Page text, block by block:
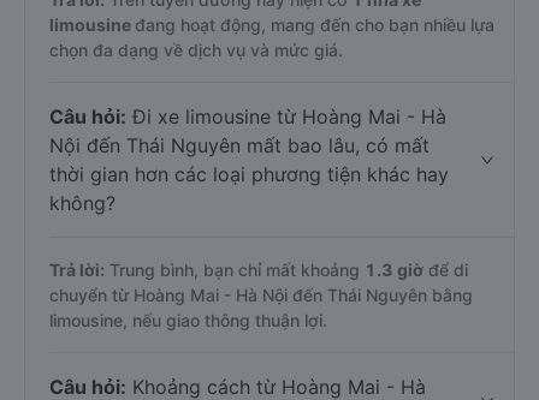
limousine đang hoạt động, mang đến cho bạn nhiều lựa
chọn đa dạng về dịch vụ và mức giá.
Câu hỏi: Đi xe limousine từ Hoàng Mai - Hà
Nội đến Thái Nguyên mất bao lâu, có mất
thời gian hơn các loại phương tiện khác hay
không?
Trả lời: Trung bình, bạn chỉ mất khoảng 1.3 giờ để di
chuyển từ Hoàng Mai - Hà Nội đến Thái Nguyên bằng
limousine, nếu giao thông thuận lợi.
Câu hỏi: Khoảng cách từ Hoàng Mai - Hà